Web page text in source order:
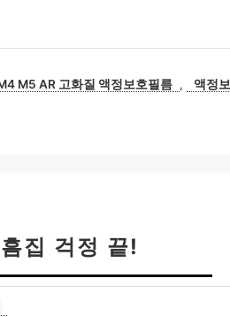
M5 AR 고화질 액정보호필름 ,
액정보
집 걱정 끝!